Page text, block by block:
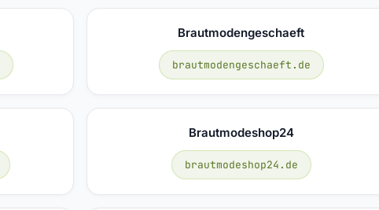
Brautmodengeschaeft
brautmodengeschaeft.de
Brautmodeshop24
brautmodeshop24.de